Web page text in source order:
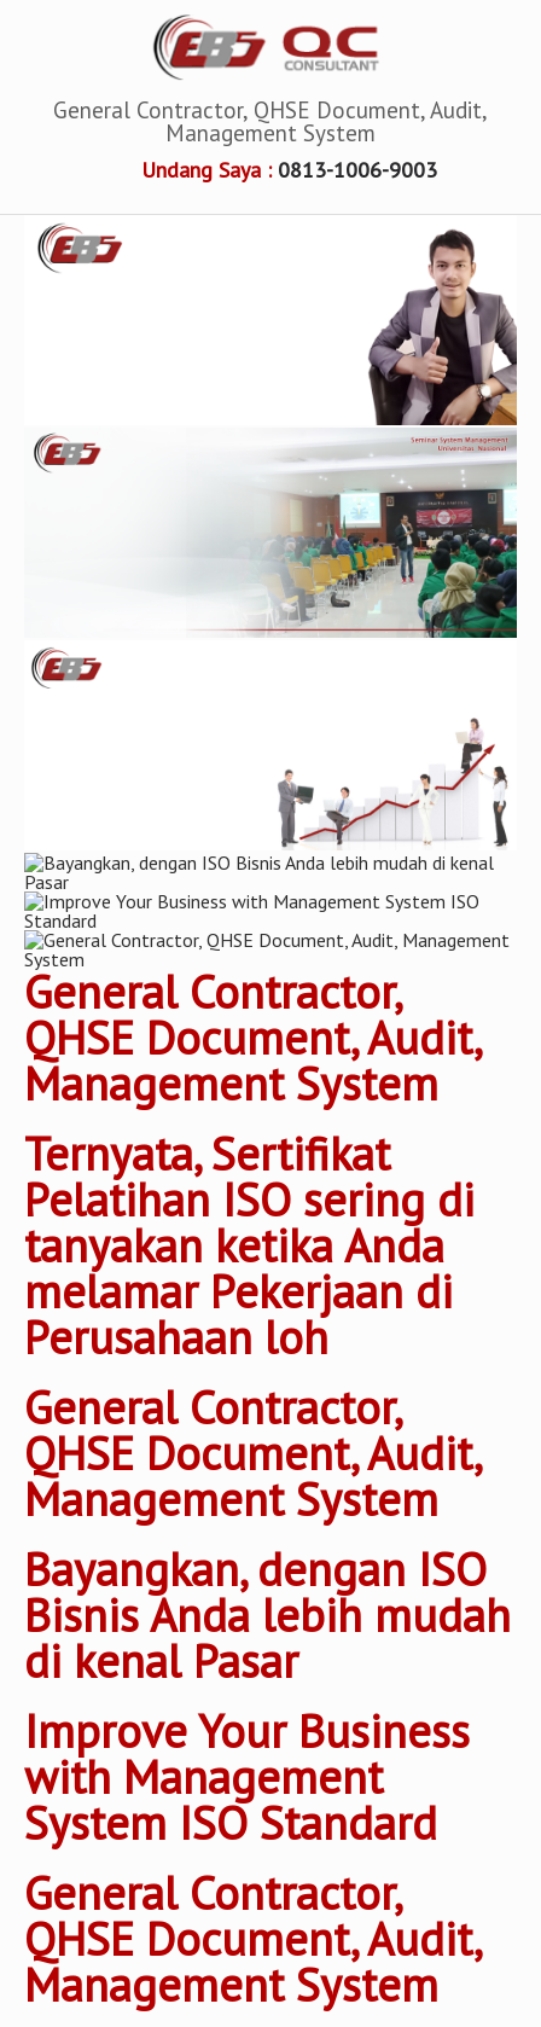
General Contractor, QHSE Document, Audit,
Management System
Undang Saya : 0813-1006-9003
General Contractor,
QHSE Document, Audit,
Management System
Ternyata, Sertifikat
Pelatihan ISO sering di
tanyakan ketika Anda
melamar Pekerjaan di
Perusahaan loh
General Contractor,
QHSE Document, Audit,
Management System
Bayangkan, dengan ISO
Bisnis Anda lebih mudah
di kenal Pasar
Improve Your Business
with Management
System ISO Standard
General Contractor,
QHSE Document, Audit,
Management System